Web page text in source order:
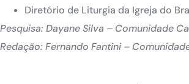
Diretório de Liturgia da Igreja do
Pesquisa: Dayane Silva – Comunidade
Redação: Fernando Fantini –